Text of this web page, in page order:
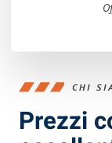
CHI
Prezzi